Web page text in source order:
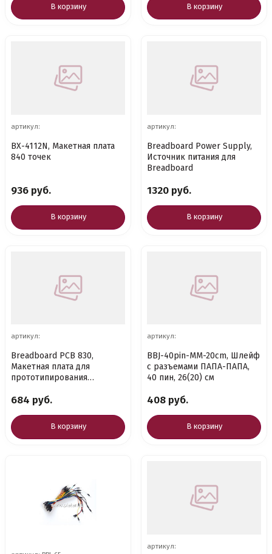
В корзину В корзину
артикул:
BX-4112N, Макетная плата
840 точек
936 руб.
В корзину
артикул:
Breadboard Power Supply,
Источник питания для
Breadboard
1320 руб.
В корзину
артикул:
Breadboard PCB 830,
Макетная плата для
прототипирования
684 руб.
В корзину
артикул:
BBJ-40pin-MM-20cm, Шлейф
с разъемами ПАПА-ПАПА,
40 пин, 26(20) см
408 руб.
В корзину
артикул: